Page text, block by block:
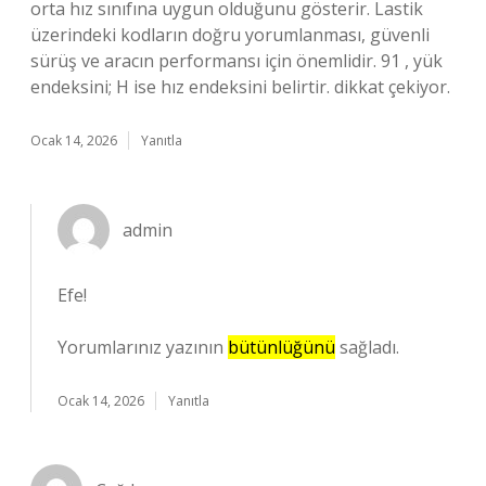
orta hız sınıfına uygun olduğunu gösterir. Lastik
üzerindeki kodların doğru yorumlanması, güvenli
sürüş ve aracın performansı için önemlidir. 91 , yük
endeksini; H ise hız endeksini belirtir. dikkat çekiyor.
Ocak 14, 2026 Yanıtla
admin
Efe!
Yorumlarınız yazının bütünlüğünü sağladı.
Ocak 14, 2026 Yanıtla